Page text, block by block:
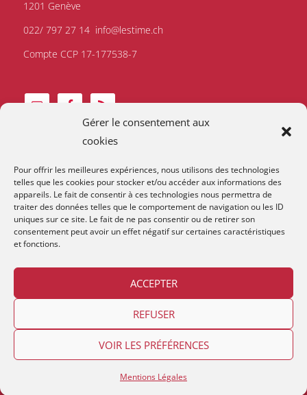
Gérer le consentement aux
cookies
Pour offrir les meilleures expériences, nous utilisons des technologies
telles que les cookies pour stocker et/ou accéder aux informations des
appareils. Le fait de consentir à ces technologies nous permettra de
traiter des données telles que le comportement de navigation ou les ID
uniques sur ce site. Le fait de ne pas consentir ou de retirer son
consentement peut avoir un effet négatif sur certaines caractéristiques
et fonctions.
ACCEPTER
REFUSER
VOIR LES PRÉFÉRENCES
Mentions Légales
1201 Genève
022/ 797 27 14 info@lestime.ch
Compte CCP 17-177538-7
Devenir membre
Copyright © 2026Lestime. Relooké avec par
Suisse Romande|Thème:Lestime